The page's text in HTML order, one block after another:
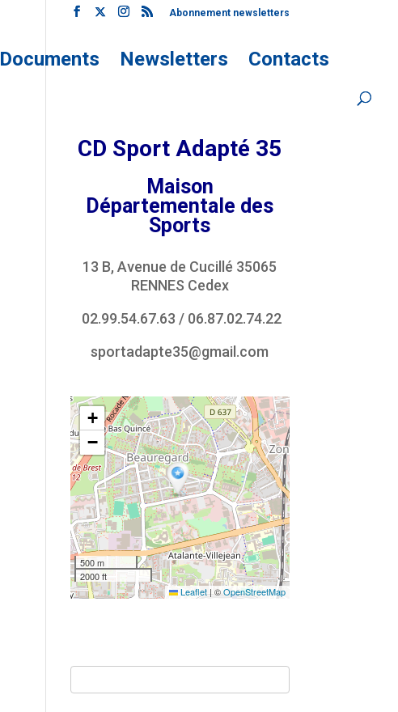
Abonnement newsletters
Documents Newsletters Contacts
CD Sport Adapté 35
Maison
Départementale des
Sports
13 B, Avenue de Cucillé 35065
RENNES Cedex
02.99.54.67.63 / 06.87.02.74.22
sportadapte35@gmail.com
+
−
500 m
2000 ft
Leaflet|©OpenStreetMap